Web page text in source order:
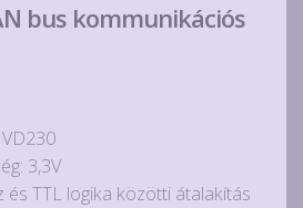
bus kommunikációs
3,3V
és TTL logika közötti átalakítás